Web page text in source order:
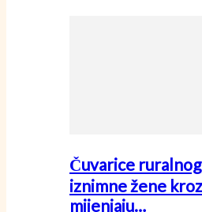
Čuvarice
iznimne žene
mijenjaju…